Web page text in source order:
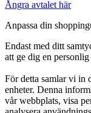
Ångra avtalet här
Anpassa din
Endast med ditt
att ge dig en
För detta samlar vi in
enheter. Denna
vår webbplats, visa